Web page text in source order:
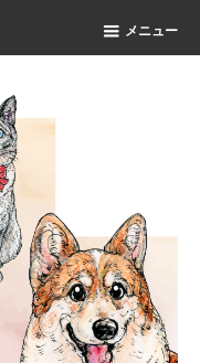
メニュー